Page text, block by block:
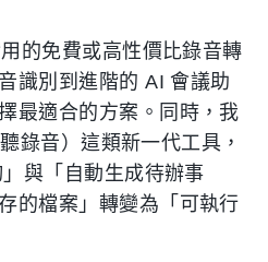
的免費或高性價比錄音轉
識別到進階的 AI 會議助
最適合的方案。同時，我
錄音）這類新一代工具，
與「自動生成待辦事
的檔案」轉變為「可執行